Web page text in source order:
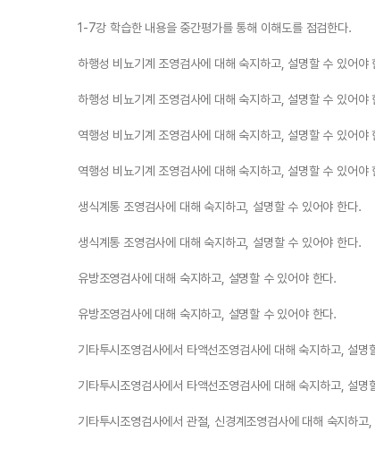
1-7강 학습한 내용을 중간평가를 통해 이해도를 점검한다.
하행성 비뇨기계 조영검사에 대해 숙지하고, 설명할 수 있어야
하행성 비뇨기계 조영검사에 대해 숙지하고, 설명할 수 있어야
역행성 비뇨기계 조영검사에 대해 숙지하고, 설명할 수 있어야
역행성 비뇨기계 조영검사에 대해 숙지하고, 설명할 수 있어야
생식계통 조영검사에 대해 숙지하고, 설명할 수 있어야 한다.
생식계통 조영검사에 대해 숙지하고, 설명할 수 있어야 한다.
유방조영검사에 대해 숙지하고, 설명할 수 있어야 한다.
유방조영검사에 대해 숙지하고, 설명할 수 있어야 한다.
기타투시조영검사에서 타액선조영검사에 대해 숙지하고, 설명
기타투시조영검사에서 타액선조영검사에 대해 숙지하고, 설명
기타투시조영검사에서 관절, 신경계조영검사에 대해 숙지하고